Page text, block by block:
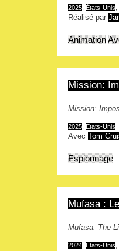
2025 États-Unis
Réalisé par
Animation
Mission:
Mission:
2025 États-Unis
Avec Tom
Espionnage
Mufasa :
Mufasa: The
2024 États-Unis